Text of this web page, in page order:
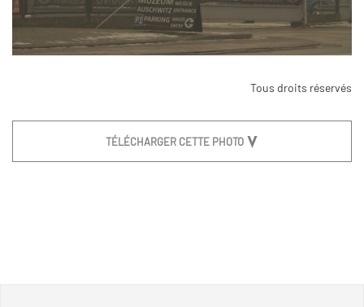
Tous droits réservés
TÉLÉCHARGER CETTE PHOTO